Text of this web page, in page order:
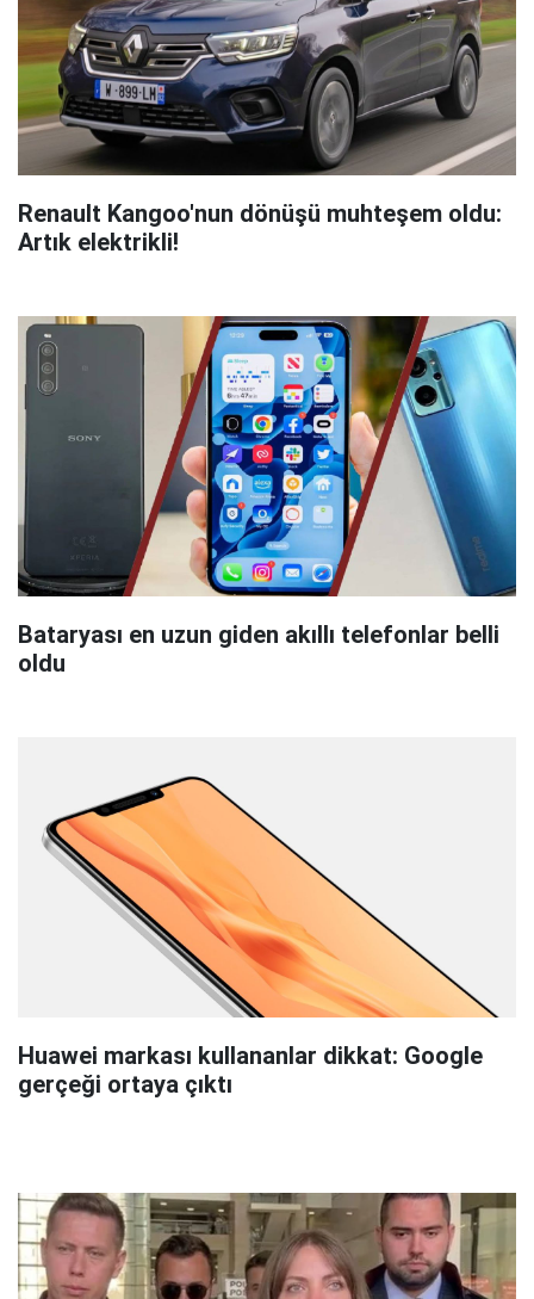
Renault Kangoo'nun dönüşü muhteşem oldu:
Artık elektrikli!
Bataryası en uzun giden akıllı telefonlar belli
oldu
Huawei markası kullananlar dikkat: Google
gerçeği ortaya çıktı